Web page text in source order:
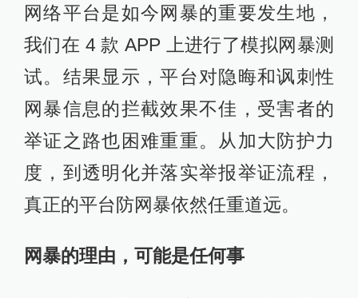
网络平台是如今网暴的重要发生地，
我们在 4 款 APP 上进行了模拟网暴测
试。结果显示，平台对隐晦和讽刺性
网暴信息的拦截效果不佳，受害者的
举证之路也困难重重。从加大防护力
度，到透明化并落实举报举证流程，
真正的平台防网暴依然任重道远。
网暴的理由，可能是任何事